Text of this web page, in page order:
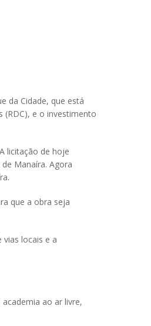
da Cidade, que está
(RDC), e o investimento
licitação de hoje
Manaíra. Agora
que a obra seja
locais e a
ao ar livre,